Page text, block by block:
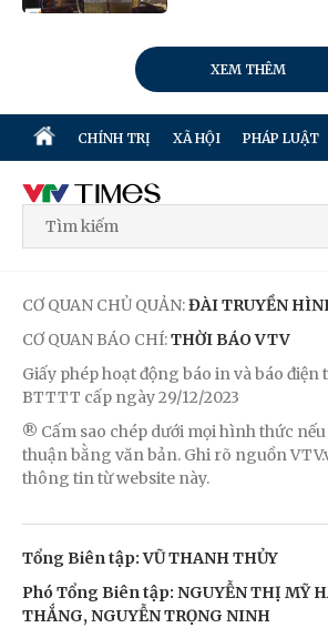
XEM THÊM
CHÍNH TRỊ XÃ HỘI PHÁP LUẬT
CƠ QUAN CHỦ QUẢN:ĐÀI TRUYỀN
CƠ QUAN BÁO CHÍ:THỜI BÁO VTV
Giấy phép hoạt động báo in và báo điện
BTTTT cấp ngày 29/12/2023
® Cấm sao chép dưới mọi hình thức
thuận bằng văn bản. Ghi rõ nguồn
thông tin từ website này.
Tổng Biên tập: VŨ THANH THỦY
Phó Tổng Biên tập: NGUYỄN THỊ MỸ
THẮNG, NGUYỄN TRỌNG NINH